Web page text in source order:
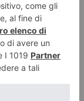
di non trovarsi”